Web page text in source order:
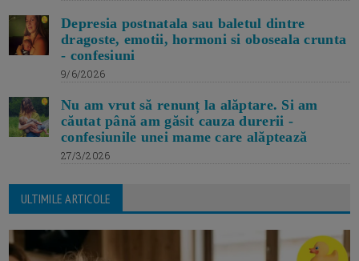
Depresia postnatala sau baletul dintre
dragoste, emotii, hormoni si oboseala crunta
- confesiuni
9/6/2026
Nu am vrut să renunț la alăptare. Si am
căutat până am găsit cauza durerii -
confesiunile unei mame care alăptează
27/3/2026
ULTIMILE ARTICOLE